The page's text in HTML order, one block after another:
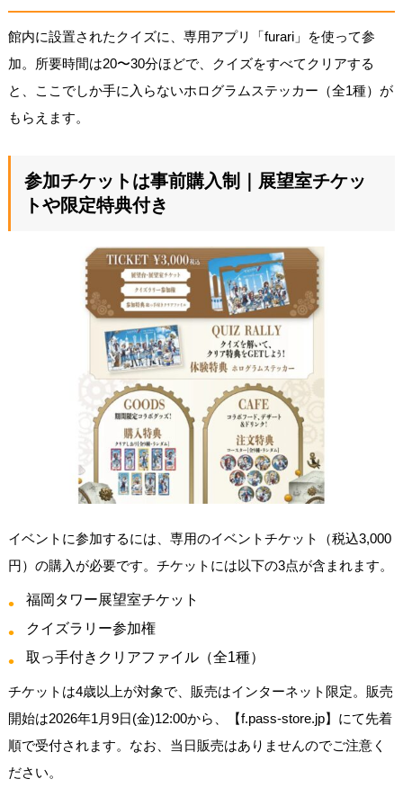
館内に設置されたクイズに、専用アプリ「furari」を使って参
加。所要時間は20〜30分ほどで、クイズをすべてクリアする
と、ここでしか手に入らないホログラムステッカー（全1種）が
もらえます。
参加チケットは事前購入制｜展望室チケッ
トや限定特典付き
イベントに参加するには、専用のイベントチケット（税込3,000
円）の購入が必要です。チケットには以下の3点が含まれます。
福岡タワー展望室チケット
クイズラリー参加権
取っ手付きクリアファイル（全1種）
チケットは4歳以上が対象で、販売はインターネット限定。販売
開始は2026年1月9日(金)12:00から、【f.pass-store.jp】にて先着
順で受付されます。なお、当日販売はありませんのでご注意く
ださい。